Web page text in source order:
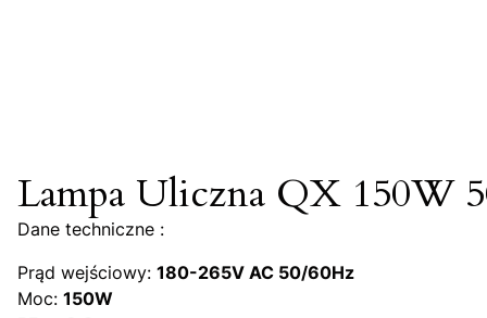
Lampa Uliczna QX 150W
Dane techniczne :
Prąd wejściowy: 180-265V AC 50/60Hz
Moc: 150W